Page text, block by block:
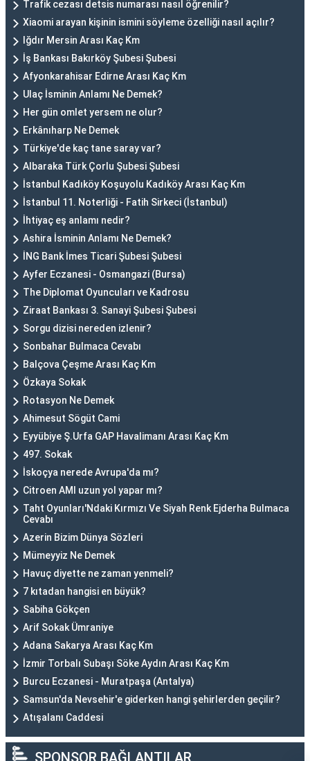
Trafik cezası detsis numarası nasıl öğrenilir?
Xiaomi arayan kişinin ismini söyleme özelliği nasıl açılır?
Iğdır Mersin Arası Kaç Km
İş Bankası Bakırköy Şubesi Şubesi
Afyonkarahisar Edirne Arası Kaç Km
Ulaç İsminin Anlamı Ne Demek?
Her gün omlet yersem ne olur?
Erkânıharp Ne Demek
Türkiye'de kaç tane saray var?
Albaraka Türk Çorlu Şubesi Şubesi
İstanbul Kadıköy Koşuyolu Kadıköy Arası Kaç Km
İstanbul 11. Noterliği - Fatih Sirkeci (İstanbul)
İhtiyaç eş anlamı nedir?
Ashira İsminin Anlamı Ne Demek?
İNG Bank İmes Ticari Şubesi Şubesi
Ayfer Eczanesi - Osmangazi (Bursa)
The Diplomat Oyuncuları ve Kadrosu
Ziraat Bankası 3. Sanayi Şubesi Şubesi
Sorgu dizisi nereden izlenir?
Sonbahar Bulmaca Cevabı
Balçova Çeşme Arası Kaç Km
Özkaya Sokak
Rotasyon Ne Demek
Ahimesut Sögüt Cami
Eyyübiye Ş.Urfa GAP Havalimanı Arası Kaç Km
497. Sokak
İskoçya nerede Avrupa'da mı?
Citroen AMI uzun yol yapar mı?
Taht Oyunları'Ndaki Kırmızı Ve Siyah Renk Ejderha Bulmaca
Cevabı
Azerin Bizim Dünya Sözleri
Mümeyyiz Ne Demek
Havuç diyette ne zaman yenmeli?
7 kıtadan hangisi en büyük?
Sabiha Gökçen
Arif Sokak Ümraniye
Adana Sakarya Arası Kaç Km
İzmir Torbalı Subaşı Söke Aydın Arası Kaç Km
Burcu Eczanesi - Muratpaşa (Antalya)
Samsun'da Nevsehir'e giderken hangi şehirlerden geçilir?
Atışalanı Caddesi
SPONSOR BAĞLANTILAR